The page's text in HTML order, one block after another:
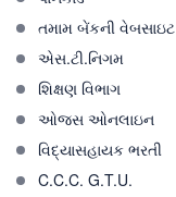
તમામ બેંકની વેબસાઇટ
એસ.ટી.નિગમ
શિક્ષણ વિભાગ
ઓજસ ઓનલાઇન
વિદ્યાસહાયક ભરતી
C.C.C. G.T.U.